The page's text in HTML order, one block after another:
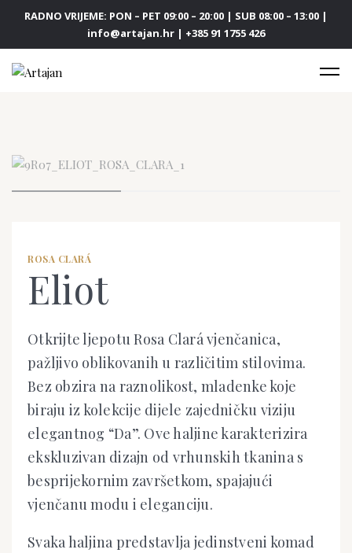
RADNO VRIJEME: PON – PET 09:00 – 20:00 | SUB 08:00 – 13:00 |
info@artajan.hr | +385 91 1755 426
Eliot
Otkrijte ljepotu Rosa Clará vjenčanica,
pažljivo oblikovanih u različitim stilovima.
Bez obzira na raznolikost, mladenke koje
biraju iz kolekcije dijele zajedničku viziju
elegantnog “Da”. Ove haljine karakterizira
ekskluzivan dizajn od vrhunskih tkanina s
besprijekornim završetkom, spajajući
vjenčanu modu i eleganciju.
Svaka haljina predstavlja jedinstveni komad
ROSA CLARÁ